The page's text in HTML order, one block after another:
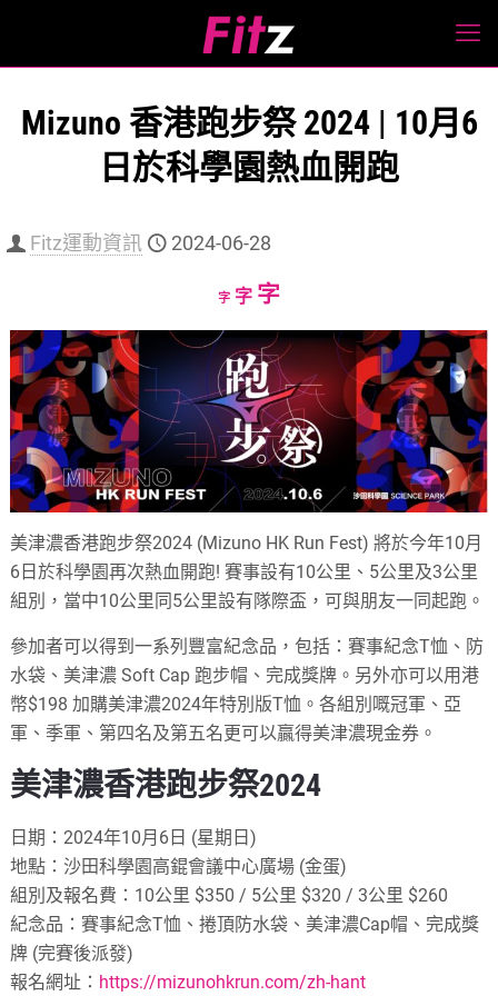
Mizuno 香港跑步祭 2024 | 10月6
日於科學園熱血開跑
Fitz運動資訊 2024-06-28
字Decrease
size.
字Reset
size.
字Increase
size.
美津濃香港跑步祭2024 (Mizuno HK Run Fest) 將於今年10月
6日於科學園再次熱血開跑! 賽事設有10公里、5公里及3公里
組別，當中10公里同5公里設有隊際盃，可與朋友一同起跑。
參加者可以得到一系列豐富紀念品，包括：賽事紀念T恤、防
水袋、美津濃 Soft Cap 跑步帽、完成獎牌。另外亦可以用港
幣$198 加購美津濃2024年特別版T恤。各組別嘅冠軍、亞
軍、季軍、第四名及第五名更可以贏得美津濃現金券。
美津濃香港跑步祭2024
日期：2024年10月6日 (星期日)
地點：沙田科學園高錕會議中心廣場 (金蛋)
組別及報名費：10公里 $350 / 5公里 $320 / 3公里 $260
紀念品：賽事紀念T恤、捲頂防水袋、美津濃Cap帽、完成獎
牌 (完賽後派發)
報名網址： https://mizunohkrun.com/zh-hant